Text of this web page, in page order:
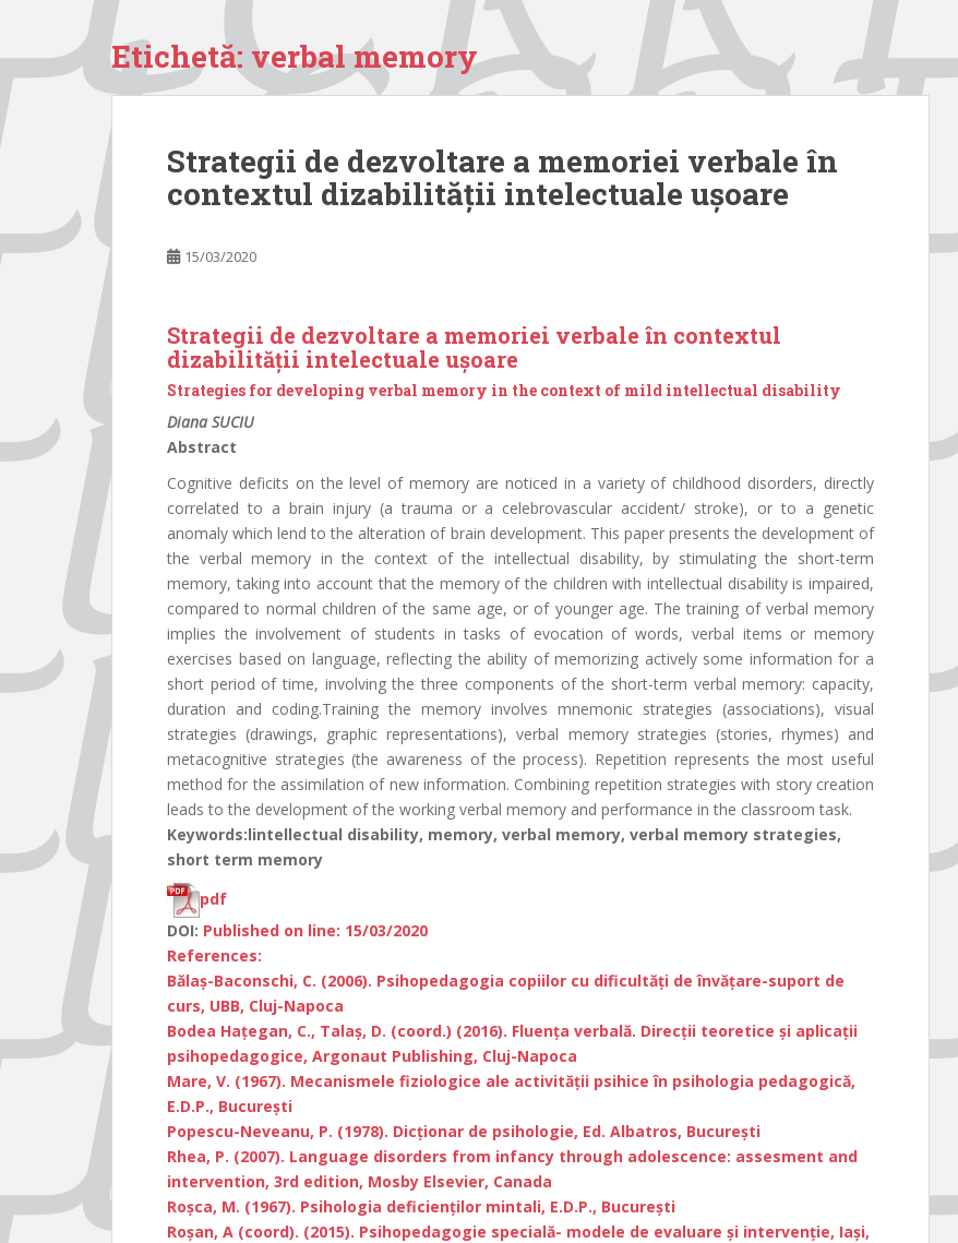
Etichetă: verbal memory
Strategii de dezvoltare a memoriei verbale în
contextul dizabilității intelectuale ușoare
15/03/2020
Strategii de dezvoltare a memoriei verbale în contextul
dizabilității intelectuale ușoare
Strategies for developing verbal memory in the context of mild intellectual disability
Diana SUCIU
Abstract
Cognitive deficits on the level of memory are noticed in a variety of childhood disorders, directly
correlated to a brain injury (a trauma or a celebrovascular accident/ stroke), or to a genetic
anomaly which lend to the alteration of brain development. This paper presents the development of
the verbal memory in the context of the intellectual disability, by stimulating the short-term
memory, taking into account that the memory of the children with intellectual disability is impaired,
compared to normal children of the same age, or of younger age. The training of verbal memory
implies the involvement of students in tasks of evocation of words, verbal items or memory
exercises based on language, reflecting the ability of memorizing actively some information for a
short period of time, involving the three components of the short-term verbal memory: capacity,
duration and coding.Training the memory involves mnemonic strategies (associations), visual
strategies (drawings, graphic representations), verbal memory strategies (stories, rhymes) and
metacognitive strategies (the awareness of the process). Repetition represents the most useful
method for the assimilation of new information. Combining repetition strategies with story creation
leads to the development of the working verbal memory and performance in the classroom task.
Keywords:lintellectual disability, memory, verbal memory, verbal memory strategies,
short term memory
pdf
DOI: Published on line: 15/03/2020
References:
Bălaş-Baconschi, C. (2006). Psihopedagogia copiilor cu dificultăţi de învăţare-suport de
curs, UBB, Cluj-Napoca
Bodea Haţegan, C., Talaş, D. (coord.) (2016). Fluenţa verbală. Direcţii teoretice şi aplicaţii
psihopedagogice, Argonaut Publishing, Cluj-Napoca
Mare, V. (1967). Mecanismele fiziologice ale activităţii psihice în psihologia pedagogică,
E.D.P., Bucureşti
Popescu-Neveanu, P. (1978). Dicţionar de psihologie, Ed. Albatros, Bucureşti
Rhea, P. (2007). Language disorders from infancy through adolescence: assesment and
intervention, 3rd edition, Mosby Elsevier, Canada
Roşca, M. (1967). Psihologia deficienţilor mintali, E.D.P., Bucureşti
Roșan, A (coord). (2015). Psihopedagogie specială- modele de evaluare și intervenție, Iași,